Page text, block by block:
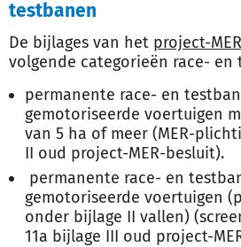
testbanen
De bijlages van het project-
volgende categorieën race- en
permanente race- en
gemotoriseerde voertuigen
van 5 ha of meer (MER-
II oud project-MER-besluit).
permanente race- en
gemotoriseerde voertuigen
onder bijlage II vallen)
11a bijlage III oud project-